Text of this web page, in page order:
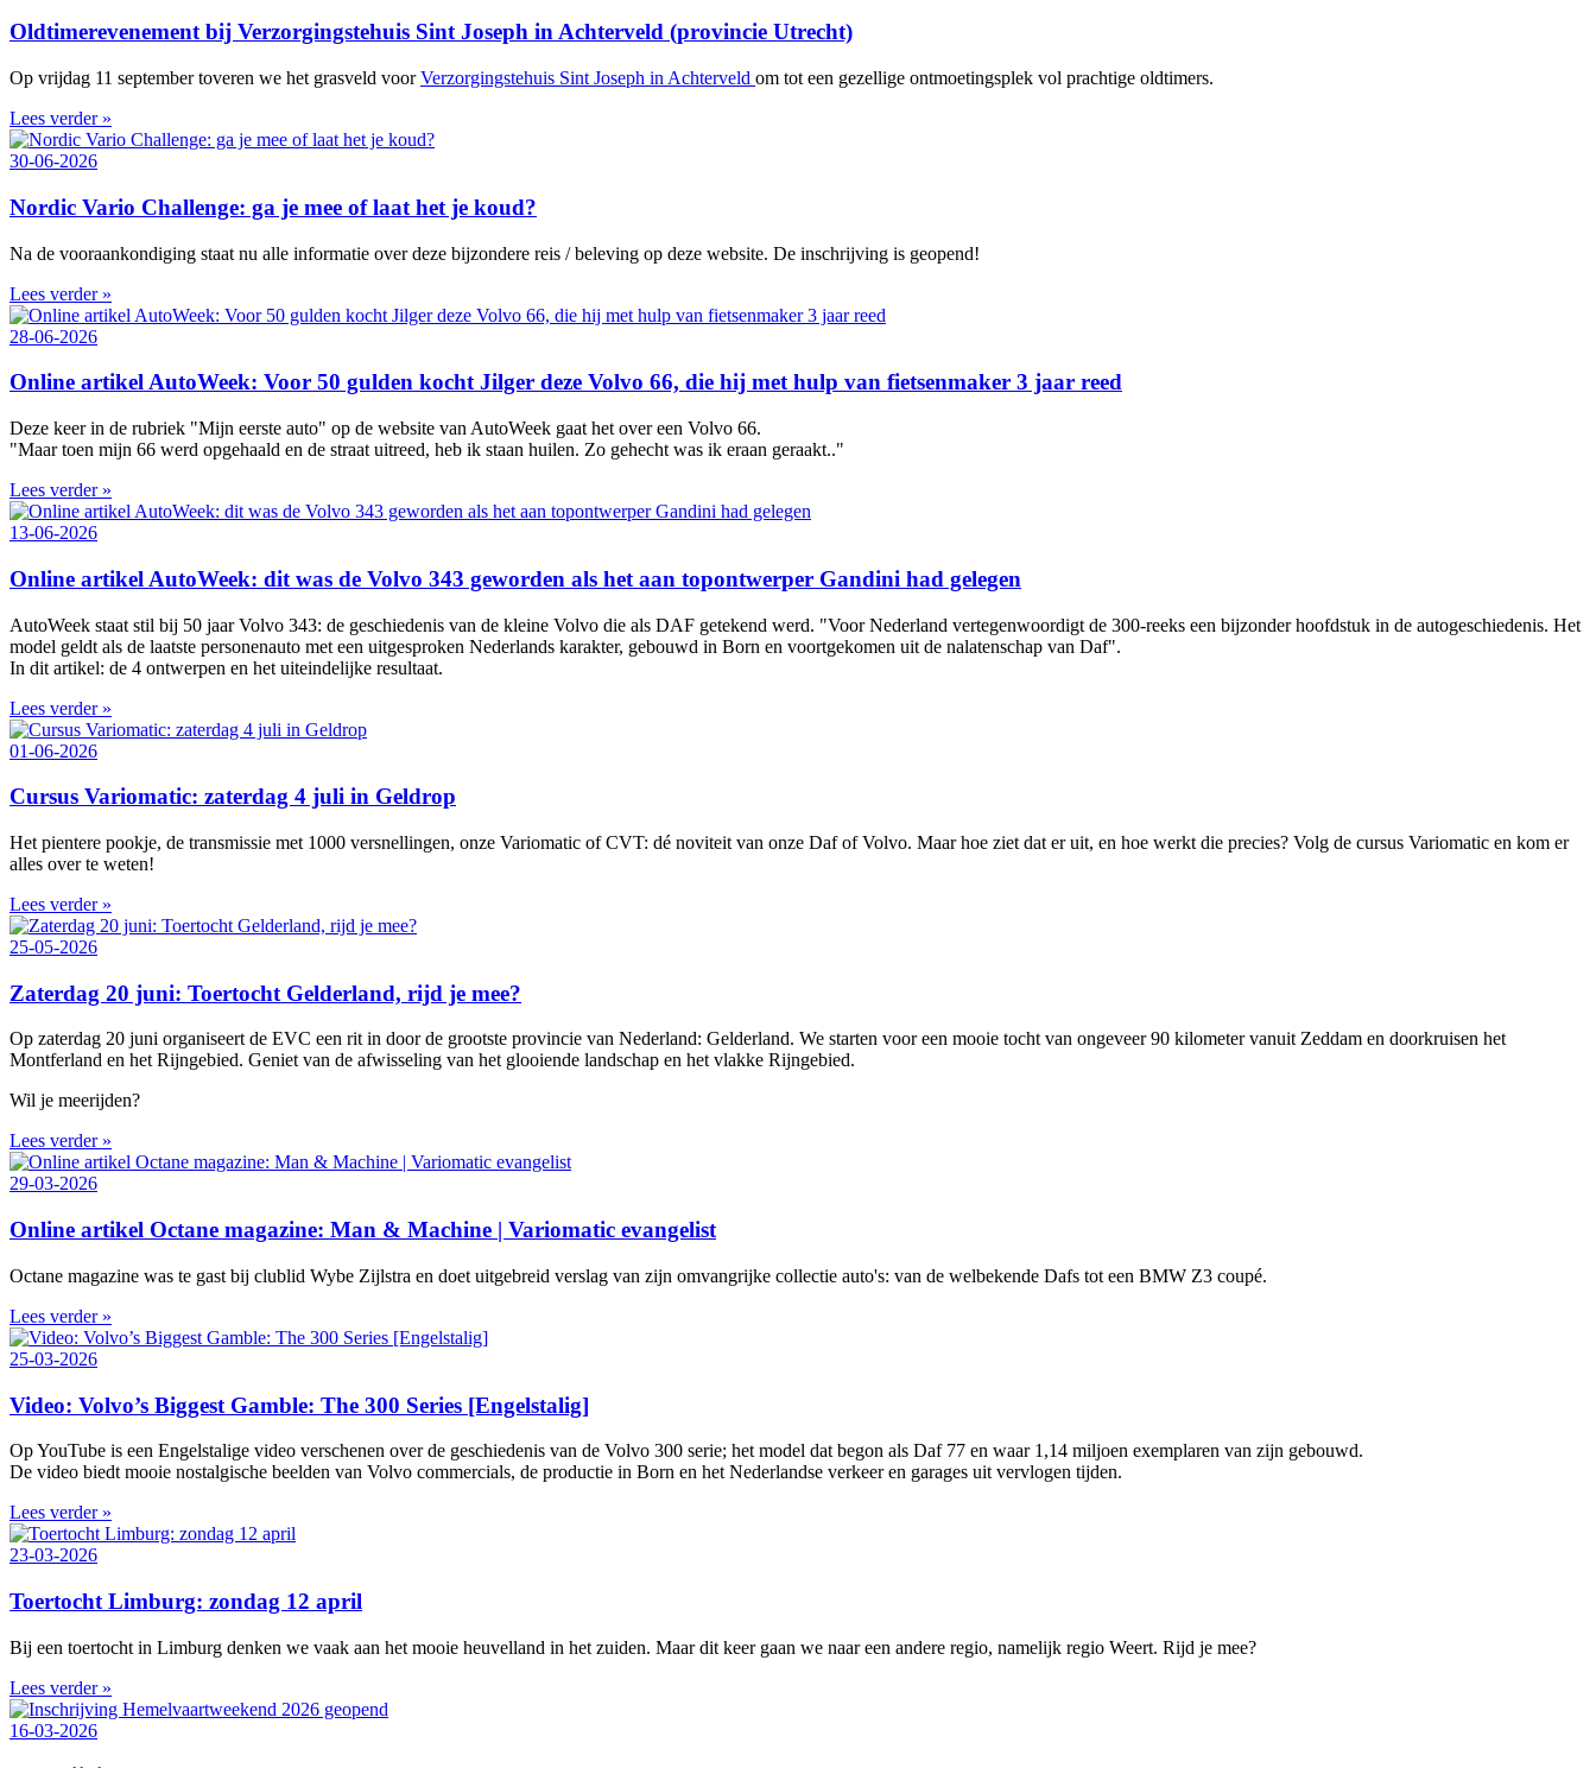
Oldtimerevenement bij Verzorgingstehuis Sint Joseph in Achterveld (provincie Utrecht)
Op vrijdag 11 september toveren we het grasveld voorVerzorgingstehuis Sint Joseph in Achterveld om tot een gezellige ontmoetingsplek vol prachtige oldtimers.
Lees verder »
30-06-2026
Nordic Vario Challenge: ga je mee of laat het je koud?
Na de vooraankondiging staat nu alle informatie over deze bijzondere reis / beleving op deze website. De inschrijving is geopend!
Lees verder »
28-06-2026
Online artikel AutoWeek: Voor 50 gulden kocht Jilger deze Volvo 66, die hij met hulp van fietsenmaker 3 jaar reed
Deze keer in de rubriek "Mijn eerste auto" op de website van AutoWeek gaat het over een Volvo 66.
"Maar toen mijn 66 werd opgehaald en de straat uitreed, heb ik staan huilen. Zo gehecht was ik eraan geraakt.."
Lees verder »
13-06-2026
Online artikel AutoWeek: dit was de Volvo 343 geworden als het aan topontwerper Gandini had gelegen
AutoWeek staat stil bij 50 jaar Volvo 343: de geschiedenis van de kleine Volvo die als DAF getekend werd. "Voor Nederland vertegenwoordigt de 300‑reeks een bijzonder hoofdstuk in de autogeschiedenis. Het
model geldt als de laatste personenauto met een uitgesproken Nederlands karakter, gebouwd in Born en voortgekomen uit de nalatenschap van Daf".
In dit artikel: de 4 ontwerpen en het uiteindelijke resultaat.
Lees verder »
01-06-2026
Cursus Variomatic: zaterdag 4 juli in Geldrop
Het pientere pookje, de transmissie met 1000 versnellingen, onze Variomatic of CVT: dé noviteit van onze Daf of Volvo. Maar hoe ziet dat er uit, en hoe werkt die precies? Volg de cursus Variomatic en kom er
alles over te weten!
Lees verder »
25-05-2026
Zaterdag 20 juni: Toertocht Gelderland, rijd je mee?
Op zaterdag 20 juni organiseert de EVC een rit in door de grootste provincie van Nederland: Gelderland. We starten voor een mooie tocht van ongeveer 90 kilometer vanuit Zeddam en doorkruisen het
Montferland en het Rijngebied. Geniet van de afwisseling van het glooiende landschap en het vlakke Rijngebied.
Wil je meerijden?
Lees verder »
29-03-2026
Online artikel Octane magazine: Man & Machine | Variomatic evangelist
Octane magazine was te gast bij clublid Wybe Zijlstra en doet uitgebreid verslag van zijn omvangrijke collectie auto's: van de welbekende Dafs tot een BMW Z3 coupé.
Lees verder »
25-03-2026
Video: Volvo’s Biggest Gamble: The 300 Series [Engelstalig]
Op YouTube is een Engelstalige video verschenen over de geschiedenis van de Volvo 300 serie; het model dat begon als Daf 77 en waar 1,14 miljoen exemplaren van zijn gebouwd.
De video biedt mooie nostalgische beelden van Volvo commercials, de productie in Born en het Nederlandse verkeer en garages uit vervlogen tijden.
Lees verder »
23-03-2026
Toertocht Limburg: zondag 12 april
Bij een toertocht in Limburg denken we vaak aan het mooie heuvelland in het zuiden. Maar dit keer gaan we naar een andere regio, namelijk regio Weert. Rijd je mee?
Lees verder »
16-03-2026